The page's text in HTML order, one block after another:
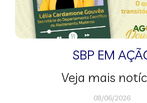
SBP EM
Veja mais
08/06/2026